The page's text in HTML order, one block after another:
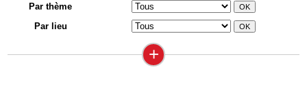
Par thème
Par lieu
+